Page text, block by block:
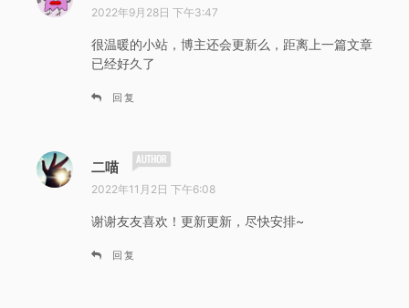
道
2022年9月28日 下午3:47
很温暖的小站，博主还会更新么，距离上一篇文章
已经好久了
回复
二喵
道
：
2022年11月2日 下午6:08
谢谢友友喜欢！更新更新，尽快安排~
回复